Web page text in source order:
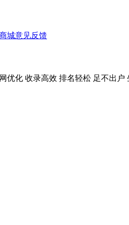
城意见反馈
优化 收录高效 排名轻松 足不出户